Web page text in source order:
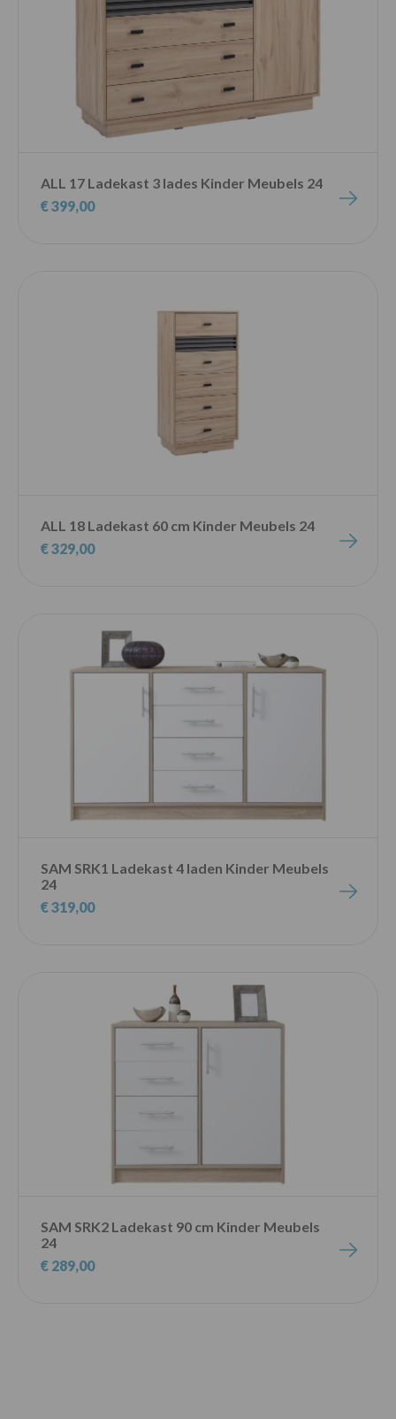
ALL 17 Ladekast 3 lades Kinder Meubels 24
€ 399,00
ALL 18 Ladekast 60 cm Kinder Meubels 24
€ 329,00
SAM SRK1 Ladekast 4 laden Kinder Meubels
24
€ 319,00
SAM SRK2 Ladekast 90 cm Kinder Meubels
24
€ 289,00